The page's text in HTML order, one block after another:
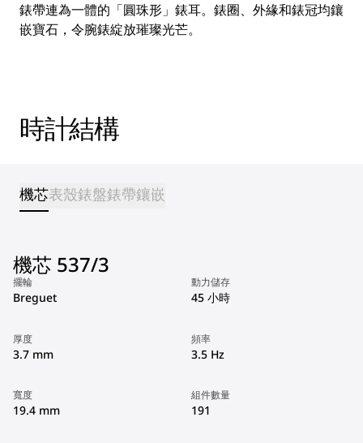
錶帶連為一體的「圓珠形」錶耳。錶圈、外緣和錶冠均鑲
嵌寶石，令腕錶綻放璀璨光芒。
時計結構
機芯表殼錶盤錶帶鑲嵌
機芯 537/3
擺輪
Breguet
動力儲存
45 小時
厚度
3.7 mm
頻率
3.5 Hz
寬度
19.4 mm
組件數量
191